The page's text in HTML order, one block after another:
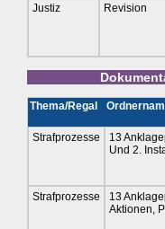
Justiz Revision
Thema/Regal
Strafprozesse
13
Und 2.
Strafprozesse
13
Aktionen,